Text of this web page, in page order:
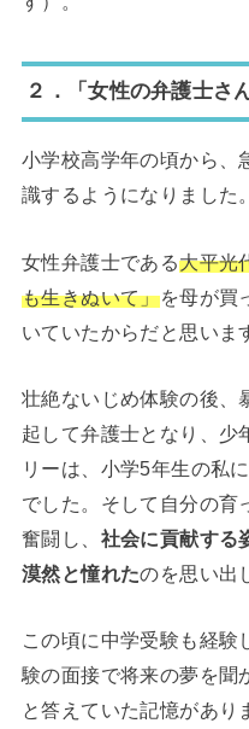
２．「女性の弁護士さ
小学校高学年の頃から、
識するようになりまし
女性弁護士である大平光
も生きぬいて」を母が買
いていたからだと思いま
壮絶ないじめ体験の後、
起して弁護士となり、少
リーは、小学5年生の私
でした。そして自分の育
奮闘し、 社会に貢献する
漠然と憧れたのを思い出
この頃に中学受験も経験
験の面接で将来の夢を聞
と答えていた記憶があり